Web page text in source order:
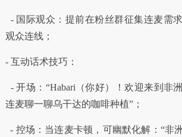
- 国际观众：提前在粉丝群征集连麦需
观众连线；
- 互动话术技巧：
- 开场：“Habari（你好）！欢迎来到非
连麦聊一聊乌干达的咖啡种植”；
- 控场：当连麦卡顿，可幽默化解：“非